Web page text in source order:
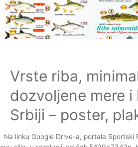
Vrste riba,
dozvoljene mere i
Srbiji – poster,
Na linku Google Drive-a, portala Sportski